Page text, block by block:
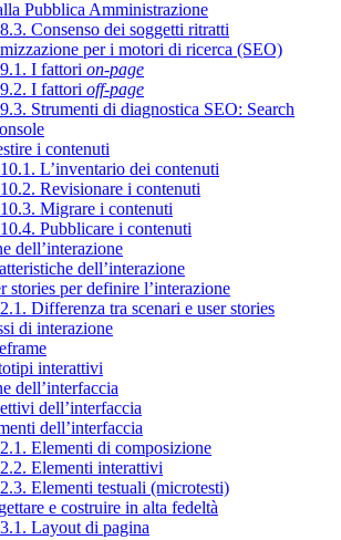
Pubblica Amministrazione
Consenso dei soggetti ritratti
per i motori di ricerca (SEO)
I fattori on-page
I fattori off-page
Strumenti di diagnostica SEO: Search
i contenuti
L’inventario dei contenuti
Revisionare i contenuti
Migrare i contenuti
Pubblicare i contenuti
dell’interazione
dell’interazione
stories per definire l’interazione
Differenza tra scenari e user stories
di interazione
interattivi
dell’interfaccia
dell’interfaccia
dell’interfaccia
Elementi di composizione
Elementi interattivi
Elementi testuali (microtesti)
e costruire in alta fedeltà
Layout di pagina